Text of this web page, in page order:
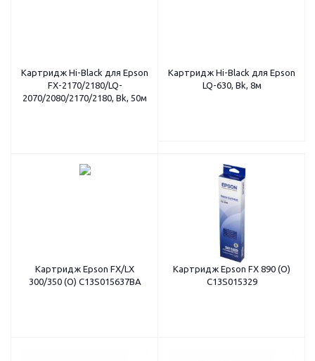
Картридж Hi-Black для Epson
FX-2170/2180/LQ-
2070/2080/2170/2180, Bk, 50м
Картридж Hi-Black для Epson
LQ-630, Bk, 8м
Картридж Epson FX/LX
300/350 (O) C13S015637BA
Картридж Epson FX 890 (O)
C13S015329